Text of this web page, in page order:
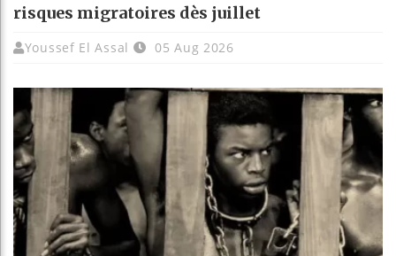
risques migratoires dès juillet
Youssef El Assal 05 Aug 2026